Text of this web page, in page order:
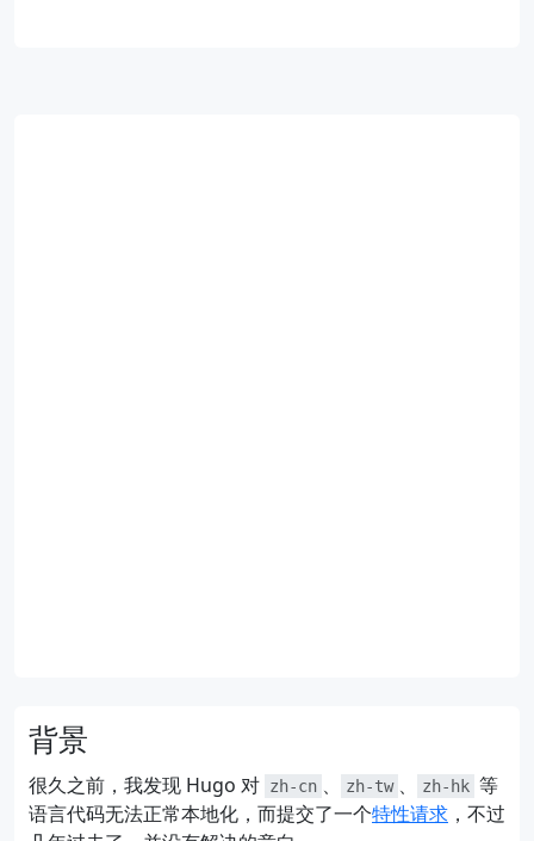
背景
很久之前，我发现 Hugo 对 zh-cn 、 zh-tw 、 zh-hk 等
语言代码无法正常本地化，而提交了一个特性请求 ，不过